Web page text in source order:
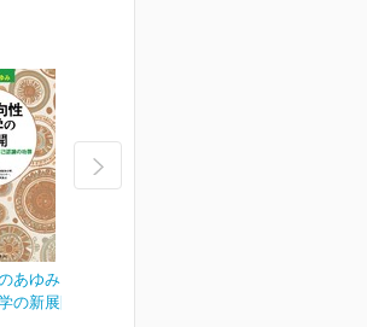
あゆみ」自己
の新展開...